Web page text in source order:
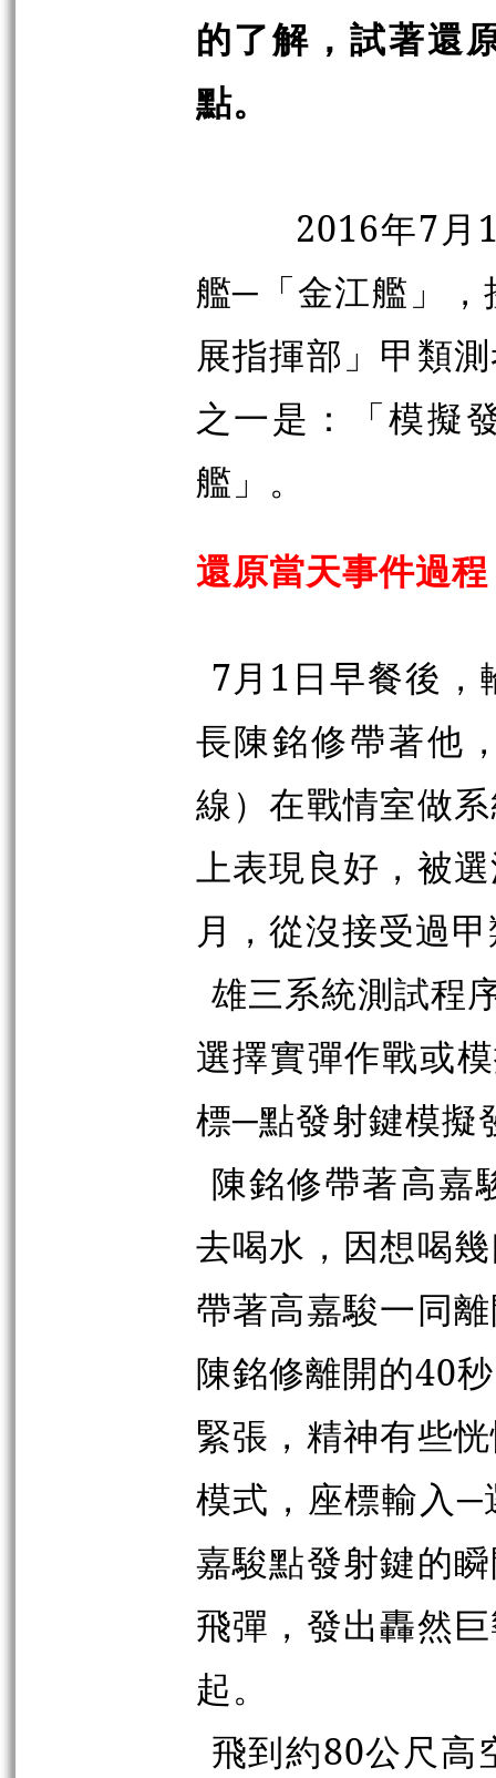
的了解，試著還
點。
2016年7月1
艦─「金江艦」
展指揮部」甲類
之一是：「模擬
艦」。
還原當天事件過程
7月1日早餐後，
長陳銘修帶著他
線）在戰情室做
上表現良好，被
月，從沒接受過
雄三系統測試程
選擇實彈作戰或
標─點發射鍵模擬
陳銘修帶著高嘉
去喝水，因想喝
帶著高嘉駿一同
陳銘修離開的40
緊張，精神有些
模式，座標輸入─
嘉駿點發射鍵的
飛彈，發出轟然
起。
飛到約80公尺高